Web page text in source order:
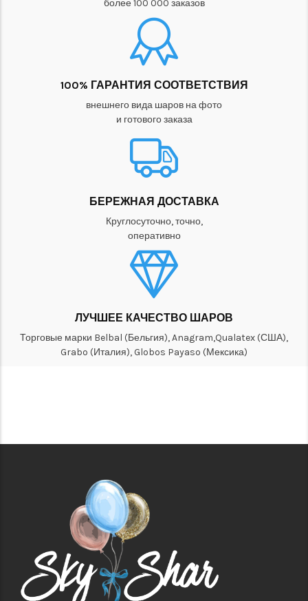
более 100 000 заказов
100% ГАРАНТИЯ СООТВЕТСТВИЯ
внешнего вида шаров на фото
и готового заказа
БЕРЕЖНАЯ ДОСТАВКА
Круглосуточно, точно,
оперативно
ЛУЧШЕЕ КАЧЕСТВО ШАРОВ
Торговые марки Belbal (Бельгия), Anagram,Qualatex (США),
Grabo (Италия), Globos Payaso (Мексика)